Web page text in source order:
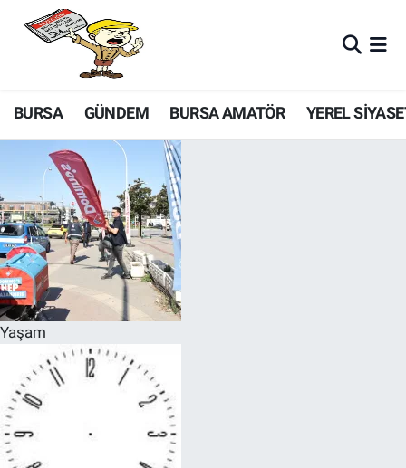
BURSA GÜNDEM BURSA AMATÖR YEREL
Yaşam